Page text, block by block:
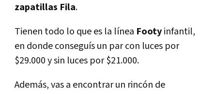
zapatillas Fila.
Tienen todo lo que es la línea Footyinfantil,
en donde conseguís un par con luces por
$29.000 y sin luces por $21.000.
Además, vas a encontrar un rincón de